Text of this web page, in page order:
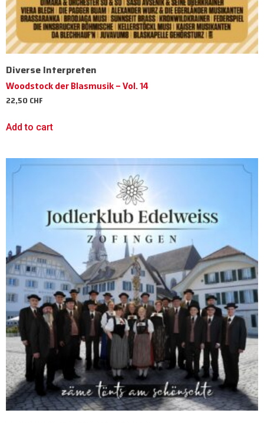
Diverse Interpreten
Woodstock der Blasmusik – Vol. 14
22,50CHF
Add to cart